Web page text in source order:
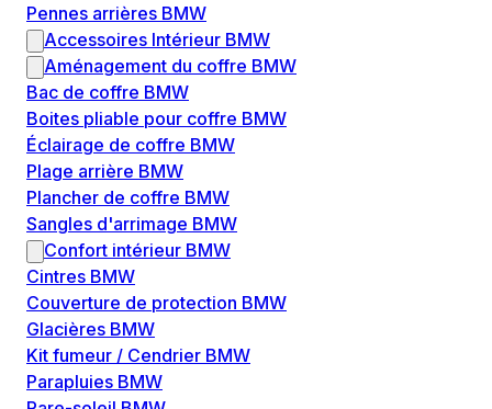
Pennes arrières BMW
Accessoires Intérieur BMW
Aménagement du coffre BMW
Bac de coffre BMW
Boites pliable pour coffre BMW
Éclairage de coffre BMW
Plage arrière BMW
Plancher de coffre BMW
Sangles d'arrimage BMW
Confort intérieur BMW
Cintres BMW
Couverture de protection BMW
Glacières BMW
Kit fumeur / Cendrier BMW
Parapluies BMW